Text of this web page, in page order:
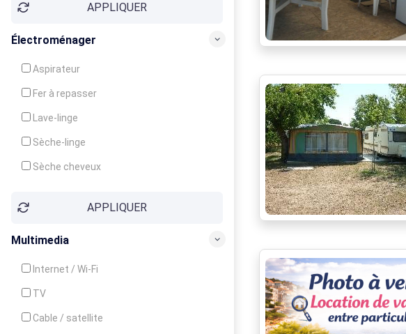
Congélateur
APPLIQUER
Électroménager
Aspirateur
Fer à repasser
Lave-linge
Sèche-linge
Sèche cheveux
APPLIQUER
Multimedia
Internet / Wi-Fi
TV
Cable / satellite